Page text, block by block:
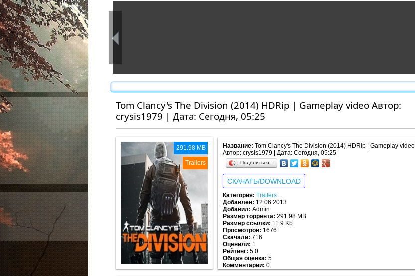
Tom Clancy's The Division (2014) HDRip | Gameplay video Автор:
crysis1979 | Дата: Сегодня, 05:25
Trailers
291.98 MB Название: Tom Clancy's The Division (2014) HDRip | Gameplay video
Автор: crysis1979 | Дата: Сегодня, 05:25
Поделиться…
СКАЧАТЬ/DOWNLOAD
Категория: Trailers
Добавлен: 12.06.2013
Добавил: Admin
Размер торрента: 291.98 MB
Размер ссылки: 11.9 Kb
Просмотров: 1676
Скачали: 716
Оценили: 1
Рейтинг: 5.0
Общая оценка: 5
Комментарии: 0
Рейтинг: